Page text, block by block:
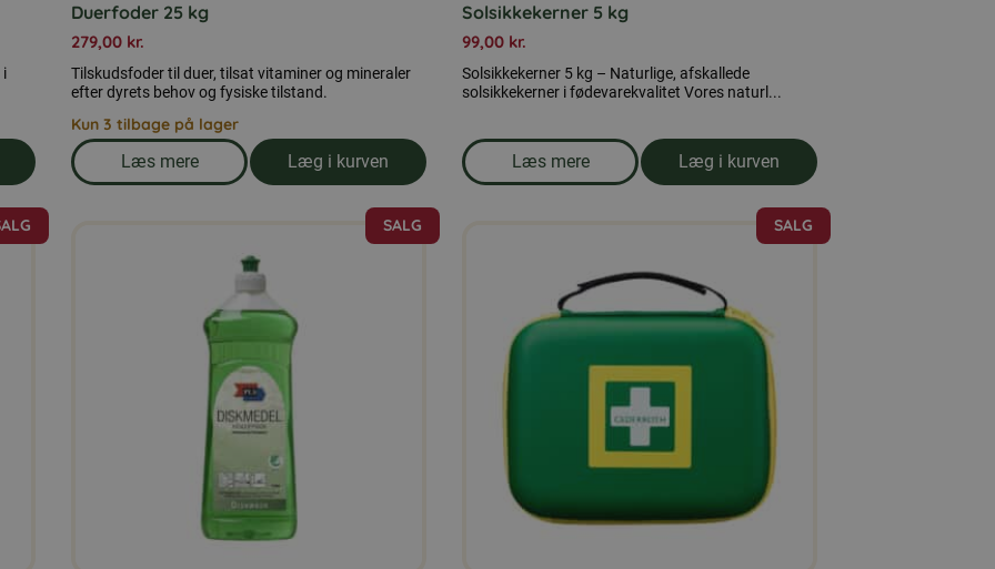
i
kg
Duerfoder 25 kg
279,00 kr.
Tilskudsfoder til duer, tilsat vitaminer og mineraler
efter dyrets behov og fysiske tilstand.
Kun 3 tilbage på lager
Læs mere
om produkten Duerfoder 25 kg
Læg i kurven
Solsikkekerner 5 kg
99,00 kr.
Solsikkekerner 5 kg – Naturlige, afskallede
solsikkekerner i fødevarekvalitet Vores naturl...
Læs mere
om produkten Solsikkekerner 5 kg
Læg i kurven
SALG SALG